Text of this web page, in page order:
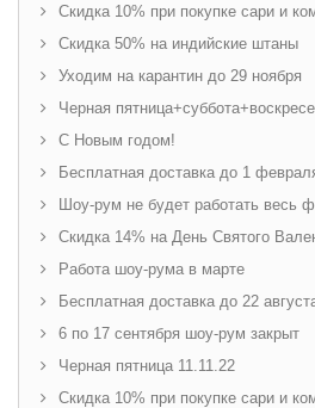
Скидка 10% при покупке сари и
Скидка 50% на индийские штаны
Уходим на карантин до 29 ноября
Черная
С Новым годом!
Бесплатная доставка до 1
Шоу-рум не будет работать весь
Скидка 14% на День Святого
Работа шоу-рума в марте
Бесплатная доставка до 22
6 по 17 сентября шоу-рум закрыт
Черная пятница 11.11.22
Скидка 10% при покупке сари и